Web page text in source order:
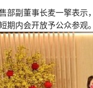
部副董事长麦一擎表
期内会开放予公众参观